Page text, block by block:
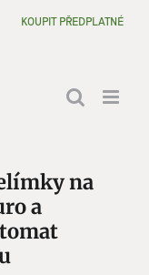
KOUPIT PŘEDPLATNÉ
na
a